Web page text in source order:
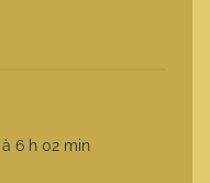
6 h 02 min